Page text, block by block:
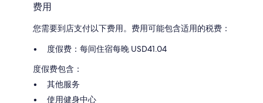
费用
您需要到店支付以下费用。费用可能包含适用的税费：
度假费：每间住宿每晚 USD41.04
度假费包含：
其他服务
使用健身中心